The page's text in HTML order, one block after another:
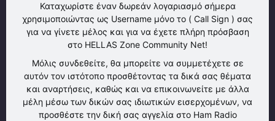
Καταχωρίστε έναν δωρεάν λογαριασμό σήμερα
χρησιμοποιώντας ως Username μόνο το ( Call Sign ) σας
για να γίνετε μέλος και για να έχετε πλήρη πρόσβαση
στο HELLAS Zone Community Net!
Μόλις συνδεθείτε, θα μπορείτε να συμμετέχετε σε
αυτόν τον ιστότοπο προσθέτοντας τα δικά σας θέματα
και αναρτήσεις, καθώς και να επικοινωνείτε με άλλα
μέλη μέσω των δικών σας ιδιωτικών εισερχομένων, να
προσθέστε την δική σας αγγελία στο Ham Radio